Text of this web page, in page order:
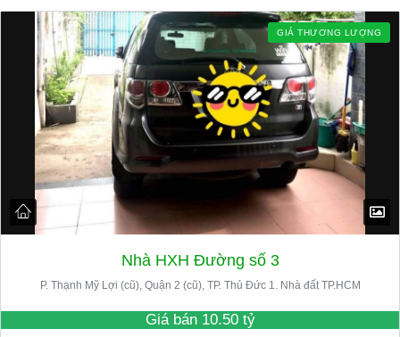
GIÁ THƯƠNG LƯỢNG
Nhà HXH Đường số 3
P. Thạnh Mỹ Lợi (cũ), Quận 2 (cũ), TP. Thủ Đức 1. Nhà đất TP.HCM
Giá bán 10.50 tỷ